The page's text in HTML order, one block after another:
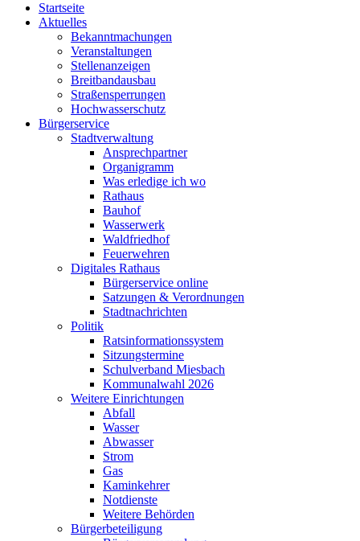
Startseite
Aktuelles
Bekanntmachungen
Veranstaltungen
Stellenanzeigen
Breitbandausbau
Straßensperrungen
Hochwasserschutz
Bürgerservice
Stadtverwaltung
Ansprechpartner
Organigramm
Was erledige ich wo
Rathaus
Bauhof
Wasserwerk
Waldfriedhof
Feuerwehren
Digitales Rathaus
Bürgerservice online
Satzungen & Verordnungen
Stadtnachrichten
Politik
Ratsinformationssystem
Sitzungstermine
Schulverband Miesbach
Kommunalwahl 2026
Weitere Einrichtungen
Abfall
Wasser
Abwasser
Strom
Gas
Kaminkehrer
Notdienste
Weitere Behörden
Bürgerbeteiligung